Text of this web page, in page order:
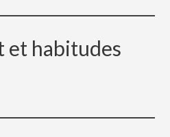
et habitudes